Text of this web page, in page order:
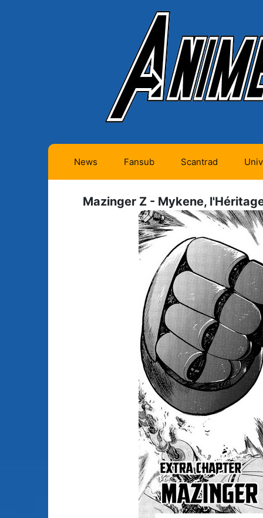
News Fansub
Animes en cours (1)
Animes terminés
(334)
Animes licenciés
Animes abandonnés
Tous les animes (604)
Scantrad
Mangas en cours
(Privés) (4)
Mangas en cours
(Publics) (11)
Mangas terminés
(Privés) (132)
Mangas terminés
(Publics) (88)
Mangas en pause
Mangas licenciés
Mangas
(0)
Tous les mangas
(273)
Mazinger Z - Mykene,